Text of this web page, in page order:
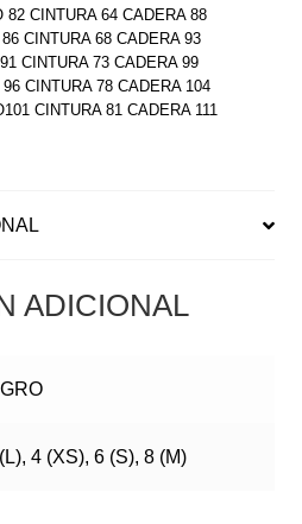
82 CINTURA 64 CADERA 88
CINTURA 68 CADERA 93
CINTURA 73 CADERA 99
CINTURA 78 CADERA 104
CINTURA 81 CADERA 111
ADICIONAL
4 (XS), 6 (S), 8 (M)